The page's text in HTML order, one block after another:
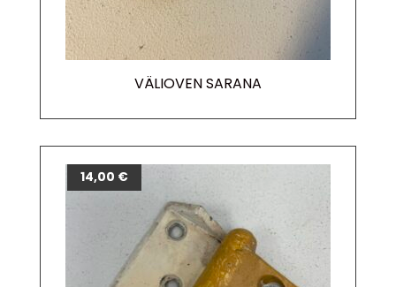
VÄLIOVEN SARANA
14,00 €